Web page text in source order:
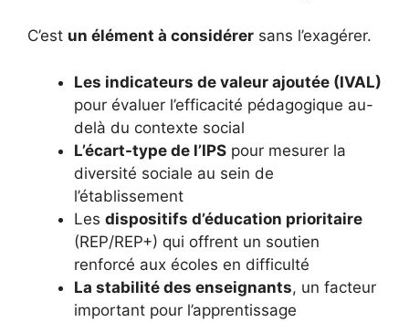
C’est un élément à considérer sans l’exagérer.
Les indicateurs de valeur ajoutée (IVAL)
pour évaluer l’efficacité pédagogique au-
delà du contexte social
L’écart-type de l’IPS pour mesurer la
diversité sociale au sein de
l’établissement
Les dispositifs d’éducation prioritaire
(REP/REP+) qui offrent un soutien
renforcé aux écoles en difficulté
La stabilité des enseignants, un facteur
important pour l’apprentissage